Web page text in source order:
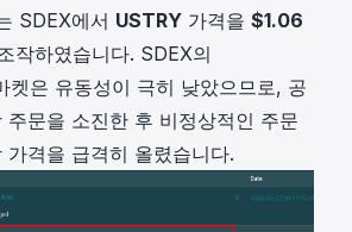
SDEX에서 USTRY 가격을 $1.06
작하였습니다. SDEX의
켓은 유동성이 극히 낮았으므로, 공
주문을 소진한 후 비정상적인 주문
가격을 급격히 올렸습니다.